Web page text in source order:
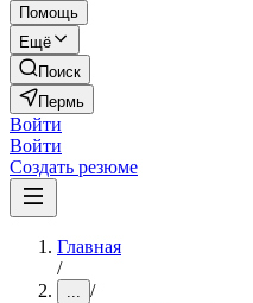
Помощь
Ещё
Поиск
Пермь
Войти
Войти
Создать резюме
Главная
/
... /